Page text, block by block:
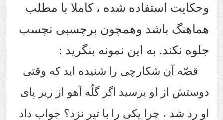
شده ، کاملا با مطلب
وهمچون برچسبی نچسب
این نمونه بنگرید :
را شنیده اید که وقتی
اگر گلّه آهو از زیر پای
یکی را با تیر نزد؟ جواب داد